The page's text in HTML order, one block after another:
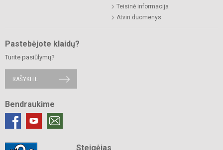
Teisinė informacija
Atviri duomenys
Pastebėjote klaidų?
Turite pasiūlymų?
RAŠYKITE
Bendraukime
Steigėjas